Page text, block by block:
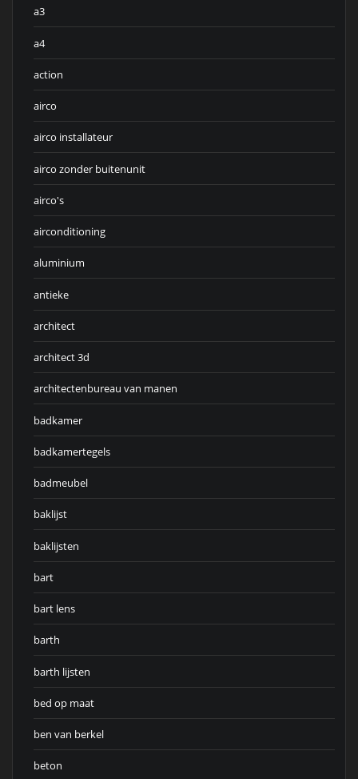
a3
a4
action
airco
airco installateur
airco zonder buitenunit
airco's
airconditioning
aluminium
antieke
architect
architect 3d
architectenbureau van manen
badkamer
badkamertegels
badmeubel
baklijst
baklijsten
bart
bart lens
barth
barth lijsten
bed op maat
ben van berkel
beton